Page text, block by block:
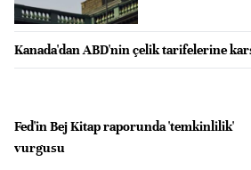
Kanada'dan ABD'nin çelik tarifelerine
Fed'in Bej Kitap raporunda 'temkinlilik'
vurgusu